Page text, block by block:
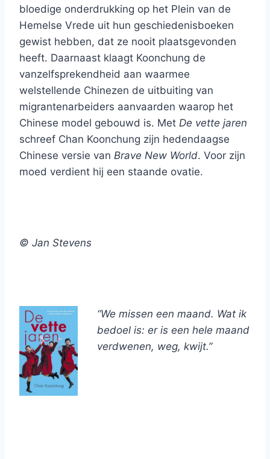
bloedige onderdrukking op het Plein van de
Hemelse Vrede uit hun geschiedenisboeken
gewist hebben, dat ze nooit plaatsgevonden
heeft. Daarnaast klaagt Koonchung de
vanzelfsprekendheid aan waarmee
welstellende Chinezen de uitbuiting van
migrantenarbeiders aanvaarden waarop het
Chinese model gebouwd is. Met De vette jaren
schreef Chan Koonchung zijn hedendaagse
Chinese versie van Brave New World. Voor zijn
moed verdient hij een staande ovatie.
© Jan Stevens
“We missen een maand. Wat ik
bedoel is: er is een hele maand
verdwenen, weg, kwijt.”